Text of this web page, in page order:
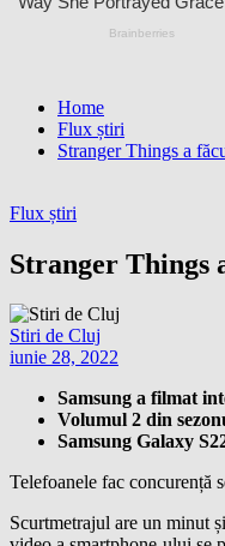
Home
Flux știri
Stranger Things a
Flux știri
Stranger Things
Stiri de Cluj
iunie 28, 2022
Samsung a filmat
Volumul 2 din
Samsung Galaxy
Telefoanele fac concurență
Scurtmetrajul are un minut